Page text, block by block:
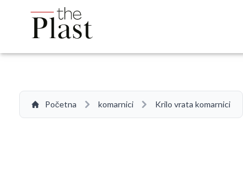
Početna komarnici Krilo vrata komarnici